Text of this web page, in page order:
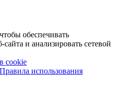
обеспечивать
и анализировать сетевой
cookie
Правила использования